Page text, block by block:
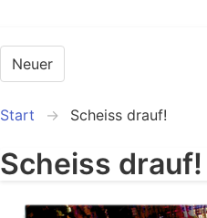
Neuer
Start Scheiss drauf!
Scheiss drauf!